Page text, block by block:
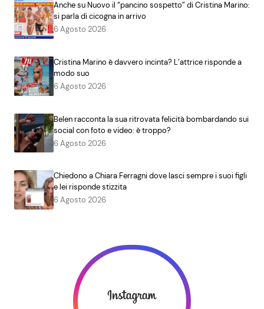
Anche su Nuovo il “pancino sospetto” di Cristina Marino:
si parla di cicogna in arrivo
6 Agosto 2026
Cristina Marino è davvero incinta? L’attrice risponde a
modo suo
6 Agosto 2026
Belen racconta la sua ritrovata felicità bombardando sui
social con foto e video: è troppo?
6 Agosto 2026
Chiedono a Chiara Ferragni dove lasci sempre i suoi figli
e lei risponde stizzita
6 Agosto 2026